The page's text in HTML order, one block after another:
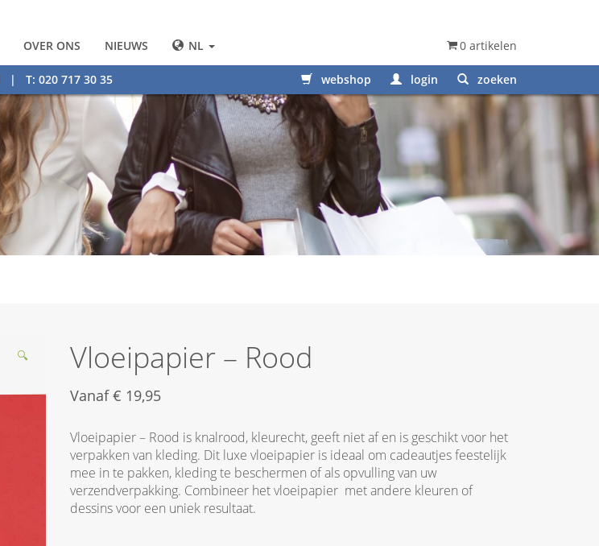
OVER ONS NIEUWS NL 0 artikelen
| T: 020 717 30 35 webshop login zoeken
🔍 Vloeipapier – Rood
Vanaf€ 19,95
Vloeipapier – Rood is knalrood, kleurecht, geeft niet af en is geschikt voor het
verpakken van kleding. Dit luxe vloeipapier is ideaal om cadeautjes feestelijk
mee in te pakken, kleding te beschermen of als opvulling van uw
verzendverpakking. Combineer het vloeipapier met andere kleuren of
dessins voor een uniek resultaat.